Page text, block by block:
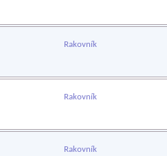
Rakovník
Rakovník
Rakovník